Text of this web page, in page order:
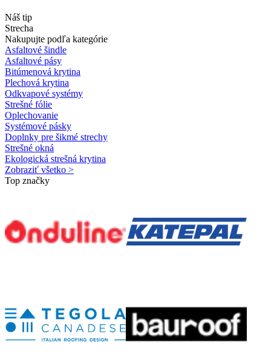
Náš tip
Strecha
Nakupujte podľa kategórie
Asfaltové šindle
Asfaltové pásy
Bitúmenová krytina
Plechová krytina
Odkvapové systémy
Strešné fólie
Oplechovanie
Systémové pásky
Doplnky pre šikmé strechy
Strešné okná
Ekologická strešná krytina
Zobraziť všetko >
Top značky